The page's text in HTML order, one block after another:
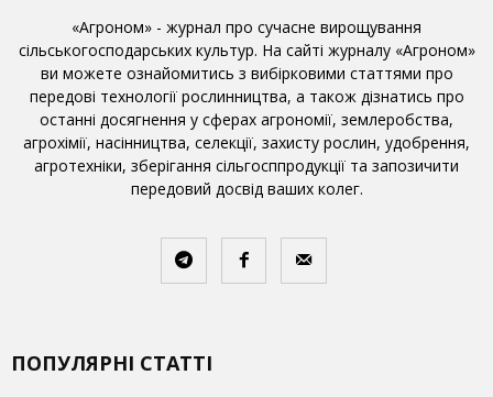
«Агроном» - журнал про сучасне вирощування
сільськогосподарських культур. На сайті журналу «Агроном»
ви можете ознайомитись з вибірковими статтями про
передові технології рослинництва, а також дізнатись про
останні досягнення у сферах агрономії, землеробства,
агрохімії, насінництва, селекції, захисту рослин, удобрення,
агротехніки, зберігання сільгосппродукції та запозичити
передовий досвід ваших колег.
ПОПУЛЯРНІ СТАТТІ